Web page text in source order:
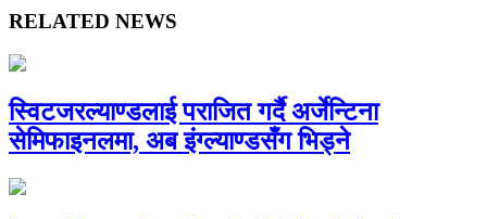
RELATED NEWS
स्विटजरल्याण्डलाई पराजित गर्दै अर्जेन्टिना
सेमिफाइनलमा, अब इंग्ल्याण्डसँग भिड्ने